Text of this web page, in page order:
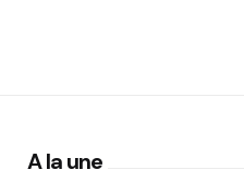
A la une